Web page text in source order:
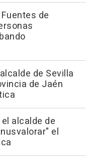
de
de Sevilla
de Jaén
alcalde de
el